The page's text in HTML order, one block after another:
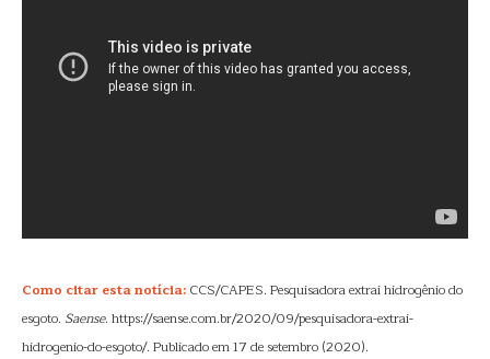
Como citar esta notícia: CCS/CAPES. Pesquisadora extrai hidrogênio do
esgoto. Saense. https://saense.com.br/2020/09/pesquisadora-extrai-
hidrogenio-do-esgoto/. Publicado em 17 de setembro (2020).